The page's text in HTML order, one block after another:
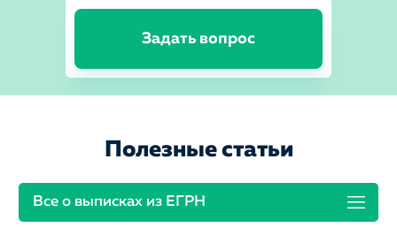
Задать вопрос
Полезные статьи
Все о выписках из ЕГРН